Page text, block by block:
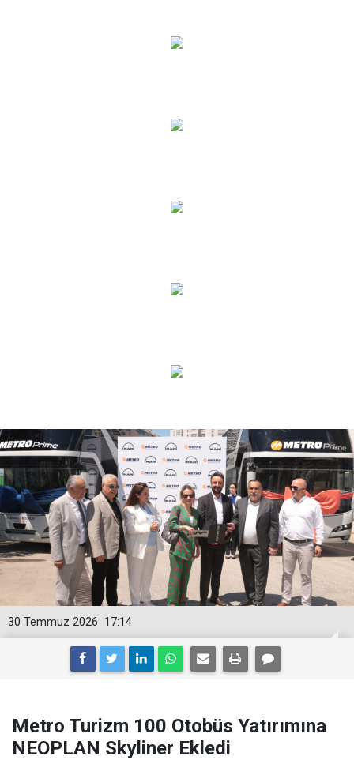
17:14
30 Temmuz 2026
Metro Turizm 100 Otobüs Yatırımına
NEOPLAN Skyliner Ekledi